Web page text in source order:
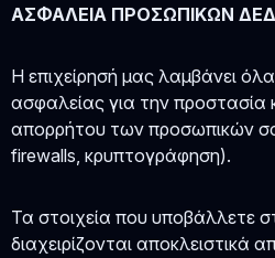
ΑΣΦΑΛΕΙΑ ΠΡΟΣΩΠΙΚΩΝ
Η επιχείρησή μας λαμβάνει
ασφαλείας για την προστασία
απορρήτου των προσωπικών
firewalls, κρυπτογράφηση).
Τα στοιχεία που υποβάλλετε
διαχειρίζονται αποκλειστικά